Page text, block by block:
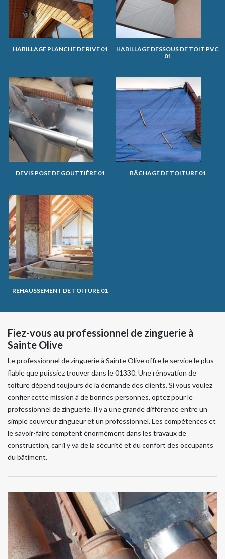
HABILLAGE PLANCHE DE RIVE 01
HABILLAGE DESSOUS DE TOIT PVC
01
DEVIS POSE DE GOUTTIÈRE 01 BÂCHAGE DE TOITURE 01
REHAUSSEMENT DE TOITURE 01
Fiez-vous au professionnel de zinguerie à
Sainte Olive
Le professionnel de zinguerie à Sainte Olive offre le service le plus
fiable que puissiez trouver dans le 01330. Une rénovation de
toiture dépend toujours de la demande des clients. Si vous voulez
confier cette mission à de bonnes personnes, optez pour le
professionnel de zinguerie. Il y a une grande différence entre un
simple couvreur zingueur et un professionnel. Les compétences et
le savoir-faire comptent énormément dans les travaux de
construction, car il y va de la sécurité et du confort des occupants
du bâtiment.